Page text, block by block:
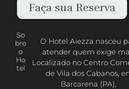
Faça sua Reserva
So
bre
o
Ho
tel
O Hotel Aiezza nasceu
atender quem exige
Localizado no Centro
de Vila dos Cabanos,
Barcarena (PA),